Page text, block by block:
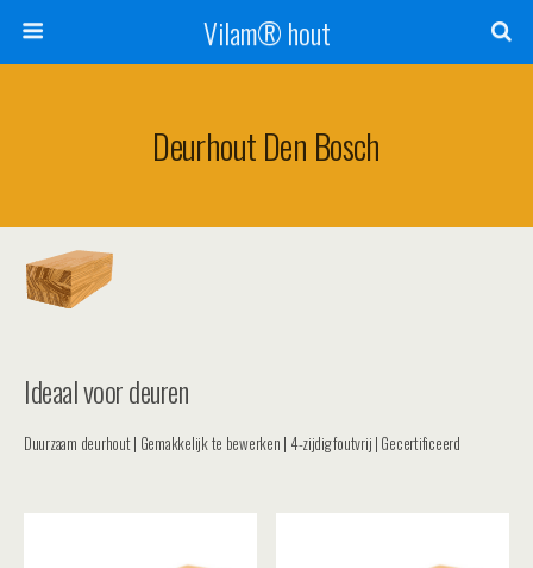
Vilam® hout
Deurhout Den Bosch
Ideaal voor deuren
Duurzaam deurhout | Gemakkelijk te bewerken | 4-zijdig foutvrij | Gecertificeerd